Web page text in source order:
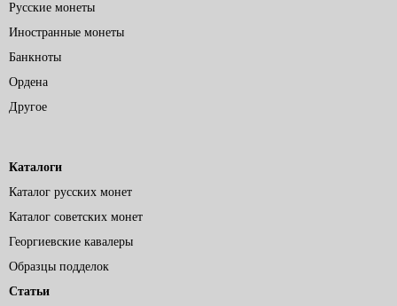
Русские монеты
Иностранные монеты
Банкноты
Ордена
Другое
Каталоги
Каталог русских монет
Каталог советских монет
Георгиевские кавалеры
Образцы подделок
Статьи